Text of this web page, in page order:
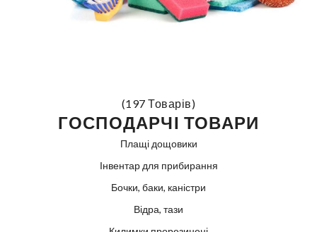
(197 Товарів)
ГОСПОДАРЧІ ТОВАРИ
Плащі дощовики
Інвентар для прибирання
Бочки, баки, каністри
Відра, тази